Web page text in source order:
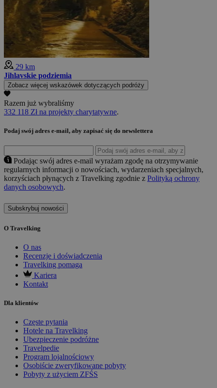
29 km
Jihlavskie podziemia
Zobacz więcej wskazówek dotyczących podróży
Razem już wybraliśmy
332 118 Zł na projekty charytatywne.
Podaj swój adres e-mail, aby zapisać się do newslettera
Podając swój adres e-mail wyrażam zgodę na otrzymywanie
regularnych informacji o nowościach, wydarzeniach specjalnych,
korzyściach płynących z Travelking zgodnie z Polityką ochrony
danych osobowych.
Subskrybuj nowości
O Travelking
O nas
Recenzje i doświadczenia
Travelking pomaga
Kariera
Kontakt
Dla klientów
Częste pytania
Hotele na Travelking
Ubezpieczenie podróżne
Travelpedie
Program lojalnościowy
Osobiście zweryfikowane pobyty
Pobyty z użyciem ZFŚS